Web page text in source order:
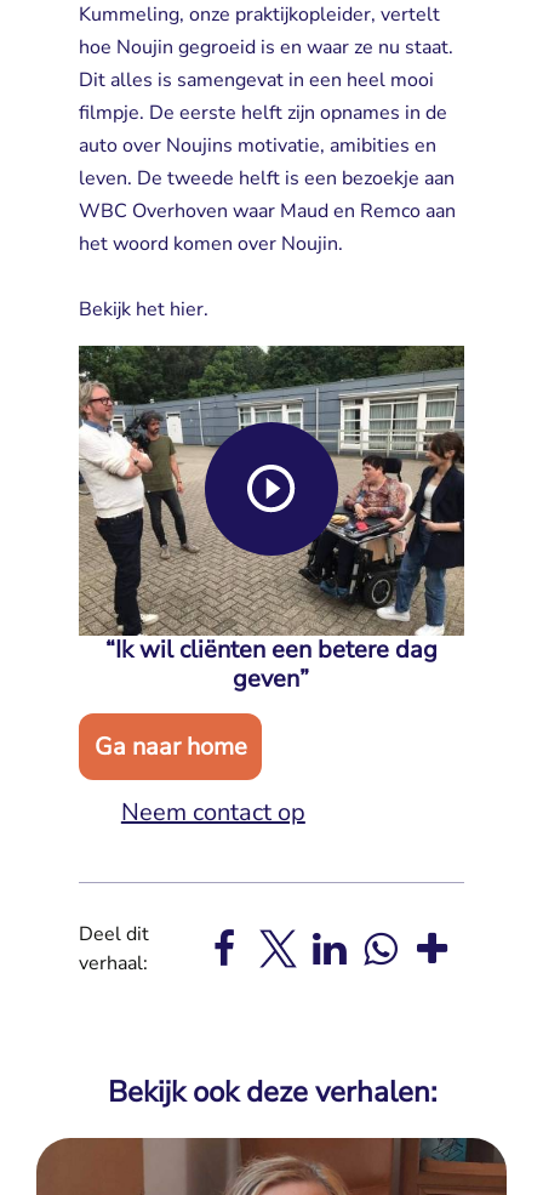
Kummeling, onze praktijkopleider, vertelt
hoe Noujin gegroeid is en waar ze nu staat.
Dit alles is samengevat in een heel mooi
filmpje. De eerste helft zijn opnames in de
auto over Noujins motivatie, amibities en
leven. De tweede helft is een bezoekje aan
WBC Overhoven waar Maud en Remco aan
het woord komen over Noujin.
Bekijk het hier.
“Ik wil cliënten een betere dag
geven”
Ga naar home
Neem contact op
Deel dit
verhaal:
Bekijk ook deze verhalen: